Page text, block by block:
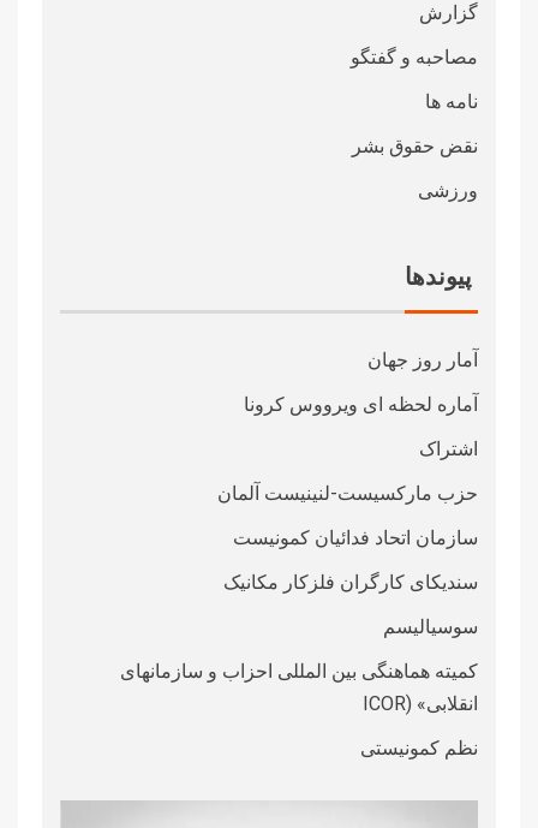
گزارش
مصاحبه و گفتگو
نامه ها
نقض حقوق بشر
ورزشی
پیوندها
آمار روز جهان
آماره لحظه ای ویرووس کرونا
اشتراک
حزب مارکسیست-لنینیست آلمان
سازمان اتحاد فدائیان کمونیست
سندیکای کارگران فلزکار مکانیک
سوسیالیسم
کمیته هماهنگی بین المللی احزاب و سازمانهای
انقلابی» (ICOR
نظم کمونیستی